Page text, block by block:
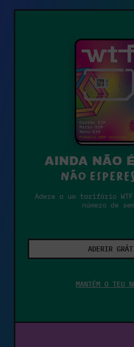
AINDA NÃO
Não
Adere a um tarifário
número de
ADERIR
MANTÉM O TEU